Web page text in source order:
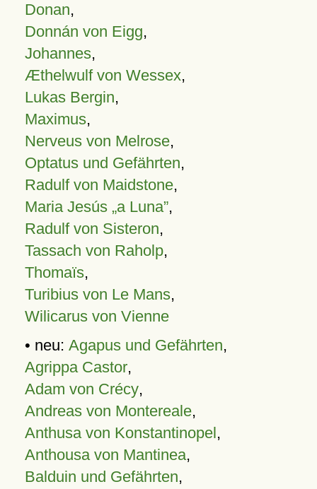
Donan,
Donnán von Eigg,
Johannes,
Æthelwulf von Wessex,
Lukas Bergin,
Maximus,
Nerveus von Melrose,
Optatus und Gefährten,
Radulf von Maidstone,
Maria Jesús „a Luna”,
Radulf von Sisteron,
Tassach von Raholp,
Thomaïs,
Turibius von Le Mans,
Wilicarus von Vienne
• neu: Agapus und Gefährten,
Agrippa Castor,
Adam von Crécy,
Andreas von Montereale,
Anthusa von Konstantinopel,
Anthousa von Mantinea,
Balduin und Gefährten,